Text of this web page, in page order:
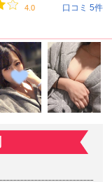
4.0 口コミ 5件